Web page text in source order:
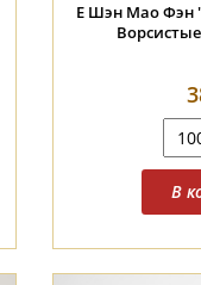
Е Шэн Мао Фэн